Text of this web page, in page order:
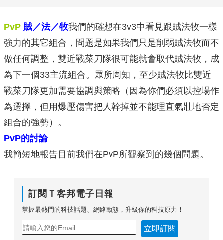
PvP 賊／法／牧我們的確想在3v3中看見跟賊法牧一樣
強力的其它組合，問題是如果我們只是削弱賊法牧而不
做任何調整，雙近戰菜刀隊很可能就會取代賊法牧，成
為下一個33主流組合。眾所周知，至少賊法牧比雙近
戰菜刀隊更加需要協調與策略（因為你們必須以控場作
為選擇，但用爆壓傷害把人幹掉並不能理直氣壯地否定
組合的強勢）。
PvP的討論
我簡短地報告目前我們在PvP所觀察到的幾個問題。
訂閱Ｔ客邦電子日報
掌握最熱門的科技話題、網路動態，升級你的科技原力！
立即訂閱